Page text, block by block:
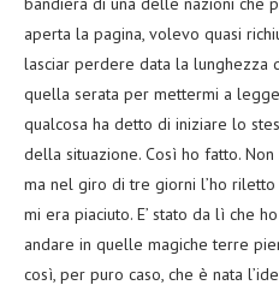
aperta la pagina, volevo quasi
lasciar perdere data la lunghezza
quella serata per mettermi a
qualcosa ha detto di iniziare lo
della situazione. Così ho fatto.
ma nel giro di tre giorni l’ho
mi era piaciuto. E’ stato da lì che
andare in quelle magiche terre
così, per puro caso, che è nata